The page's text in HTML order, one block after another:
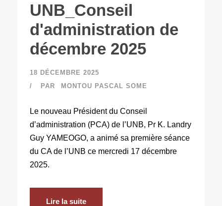
UNB_Conseil
d'administration de
décembre 2025
18 DÉCEMBRE 2025
PAR
MONTOU PASCAL SOME
Le nouveau Président du Conseil
d’administration (PCA) de l’UNB, Pr K. Landry
Guy YAMEOGO, a animé sa première séance
du CA de l’UNB ce mercredi 17 décembre
2025.
Lire la suite